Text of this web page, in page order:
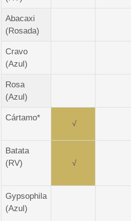
Abacaxi
(Rosada)
Cravo
(Azul)
Rosa
(Azul)
Cártamo*
√
Batata
(RV)
√
Gypsophila
(Azul)